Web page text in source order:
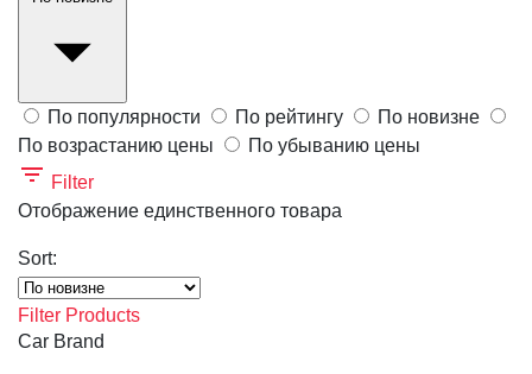
По популярности По рейтингу
По новизне
По возрастанию цены
По убыванию цены
Filter
Отображение единственного товара
Sort:
Filter Products
Car Brand